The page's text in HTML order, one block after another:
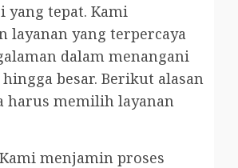
yang tepat. Kami
layanan yang terpercaya
dalam menangani
besar. Berikut alasan
harus memilih layanan
menjamin proses